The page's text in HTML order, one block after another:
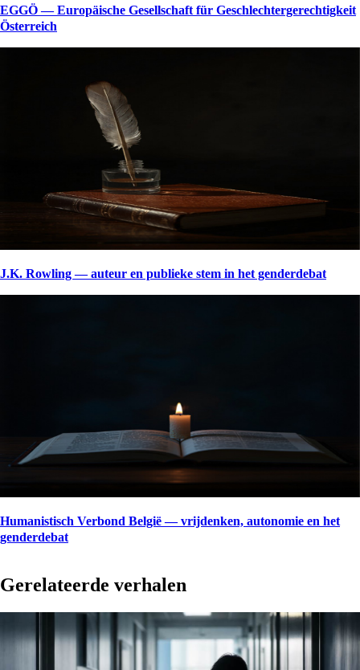
EGGÖ — Europäische Gesellschaft für Geschlechtergerechtigkeit
Österreich
J.K. Rowling — auteur en publieke stem in het genderdebat
Humanistisch Verbond België — vrijdenken, autonomie en het
genderdebat
Gerelateerde verhalen